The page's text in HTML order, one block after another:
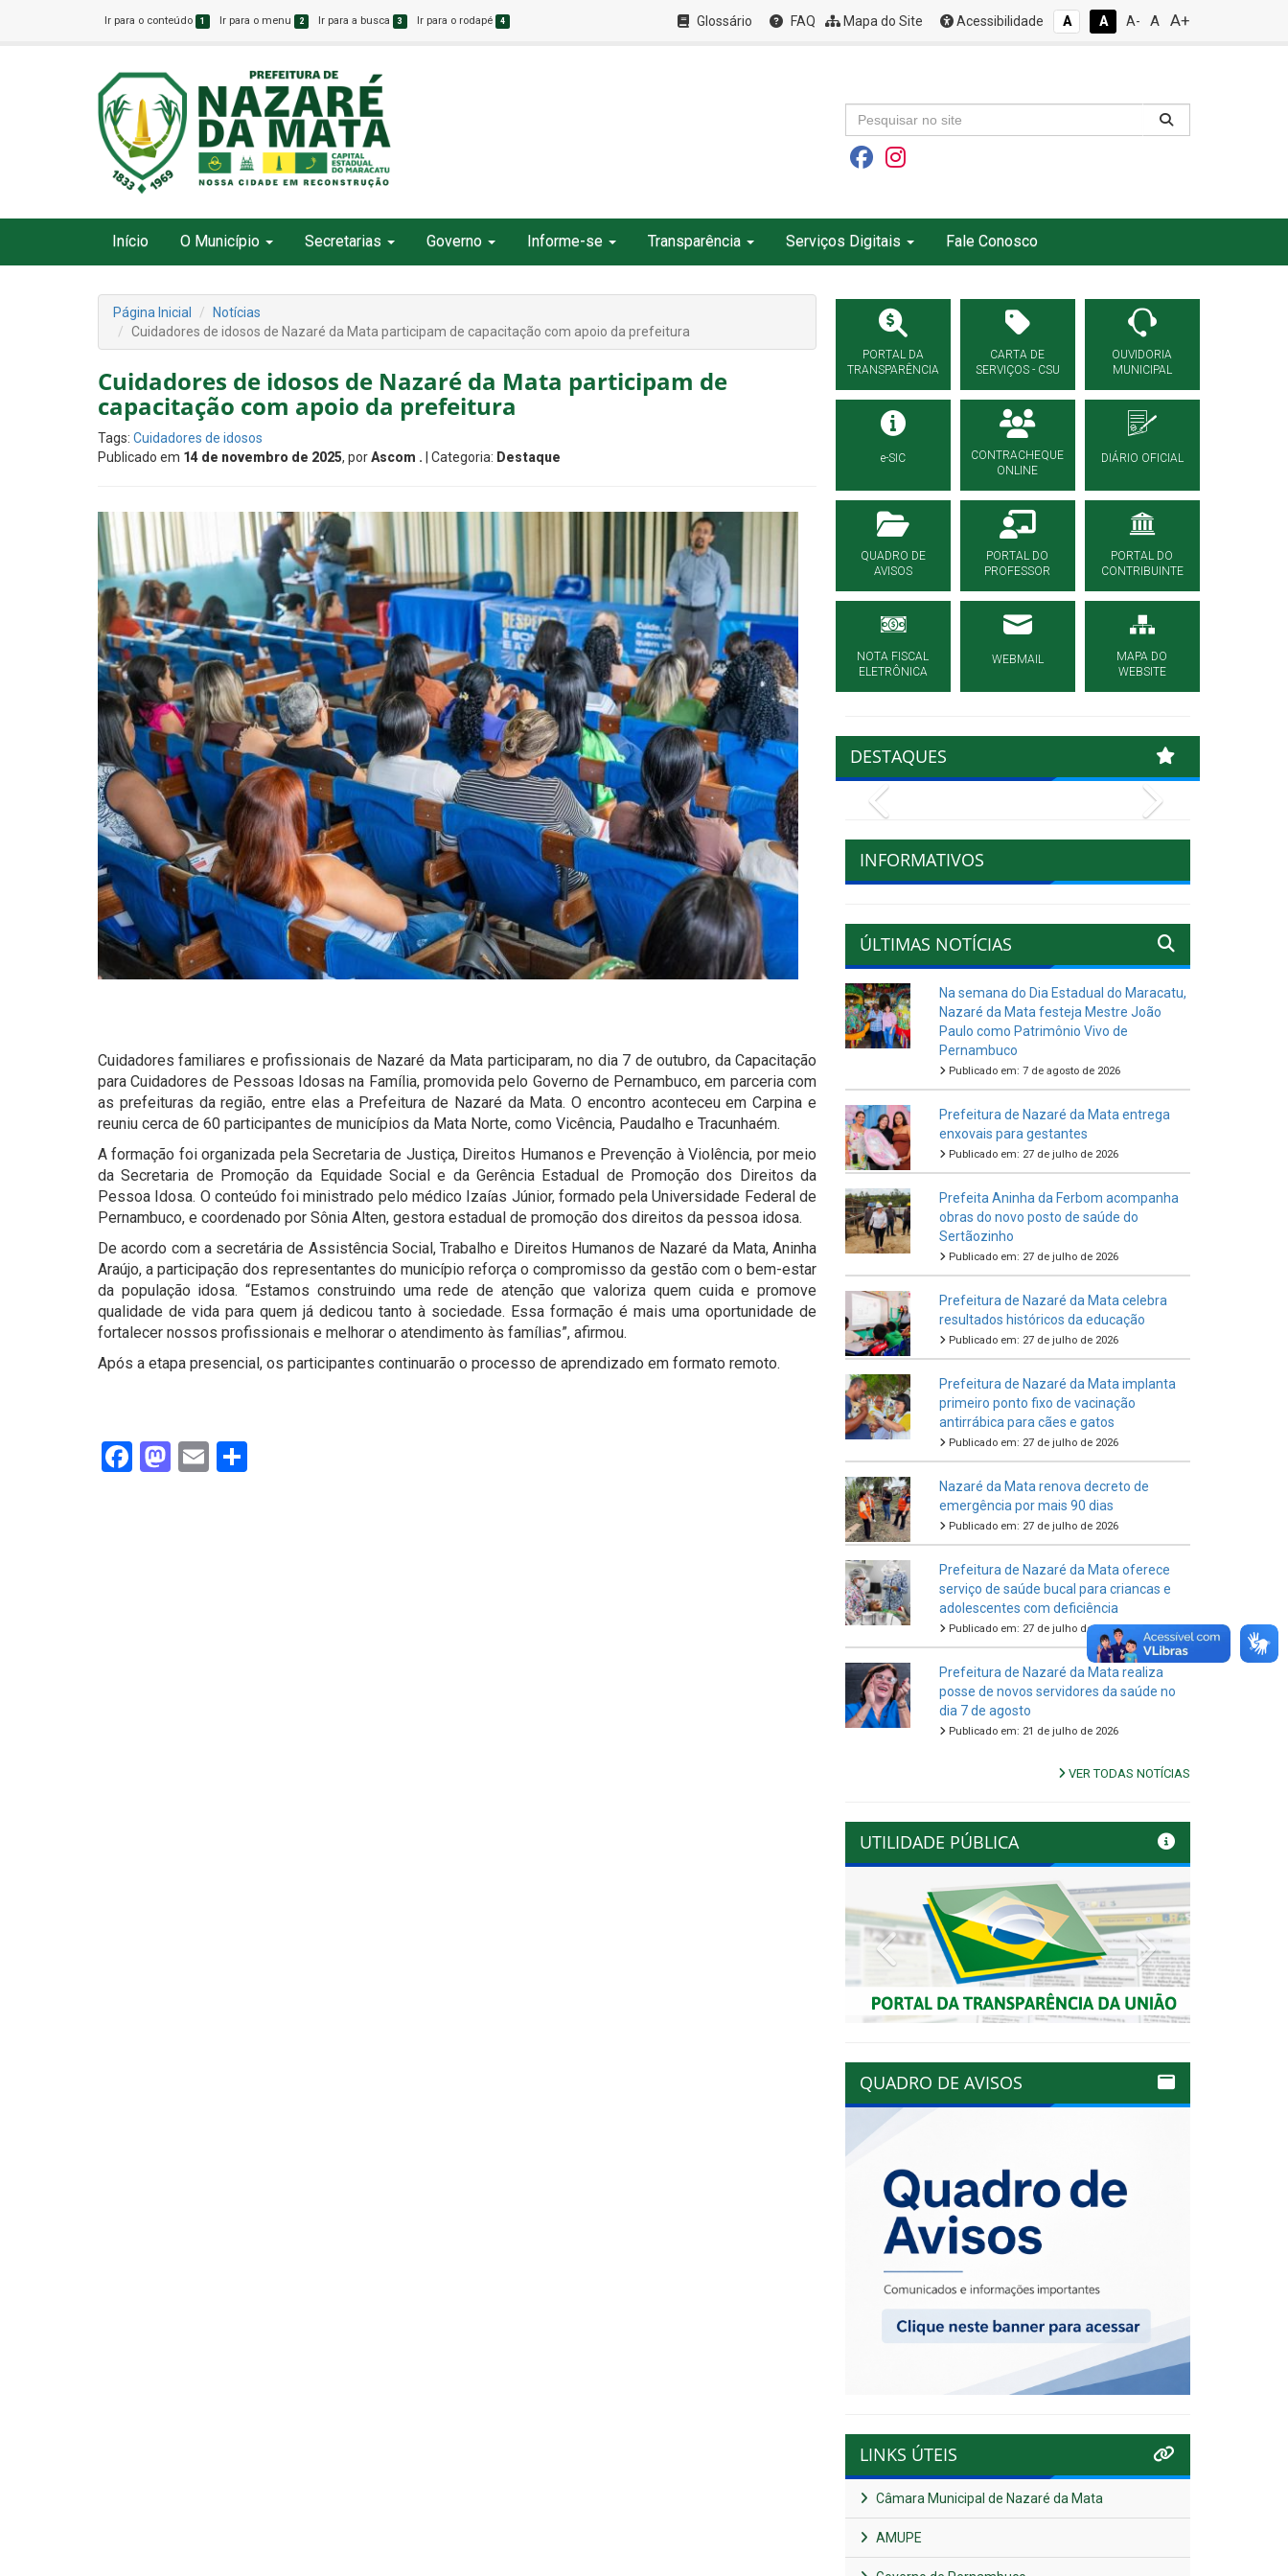
Ir para o conteúdo 1 Ir para o menu 2 Ir para a busca 3 Ir para o rodapé 4 Glossário FAQ Mapa do Site Acessibilidade A A A- A A+
Início O Município Secretarias Governo Informe-se Transparência Serviços Digitais Fale Conosco
Página Inicial
Notícias
Cuidadores de idosos de Nazaré da Mata participam de capacitação com apoio da prefeitura
Cuidadores de idosos de Nazaré da Mata participam de
capacitação com apoio da prefeitura
Tags: Cuidadores de idosos
Publicado em 14 de novembro de 2025, porAscom . | Categoria: Destaque
Cuidadores familiares e profissionais de Nazaré da Mata participaram, no dia 7 de outubro, da Capacitação
para Cuidadores de Pessoas Idosas na Família, promovida pelo Governo de Pernambuco, em parceria com
as prefeituras da região, entre elas a Prefeitura de Nazaré da Mata. O encontro aconteceu em Carpina e
reuniu cerca de 60 participantes de municípios da Mata Norte, como Vicência, Paudalho e Tracunhaém.
A formação foi organizada pela Secretaria de Justiça, Direitos Humanos e Prevenção à Violência, por meio
da Secretaria de Promoção da Equidade Social e da Gerência Estadual de Promoção dos Direitos da
Pessoa Idosa. O conteúdo foi ministrado pelo médico Izaías Júnior, formado pela Universidade Federal de
Pernambuco, e coordenado por Sônia Alten, gestora estadual de promoção dos direitos da pessoa idosa.
De acordo com a secretária de Assistência Social, Trabalho e Direitos Humanos de Nazaré da Mata, Aninha
Araújo, a participação dos representantes do município reforça o compromisso da gestão com o bem-estar
da população idosa. “Estamos construindo uma rede de atenção que valoriza quem cuida e promove
qualidade de vida para quem já dedicou tanto à sociedade. Essa formação é mais uma oportunidade de
fortalecer nossos profissionais e melhorar o atendimento às famílias”, afirmou.
Após a etapa presencial, os participantes continuarão o processo de aprendizado em formato remoto.
Facebook
Mastodon
Email
PORTAL DA
TRANSPARÊNCIA
CARTA DE
SERVIÇOS - CSU
OUVIDORIA
MUNICIPAL
e-SIC
CONTRACHEQUE
ONLINE
DIÁRIO OFICIAL
QUADRO DE
AVISOS
PORTAL DO
PROFESSOR
PORTAL DO
CONTRIBUINTE
NOTA FISCAL
ELETRÔNICA
WEBMAIL
MAPA DO
WEBSITE
DESTAQUES
INFORMATIVOS
ÚLTIMAS NOTÍCIAS
Na semana do Dia Estadual do Maracatu,
Nazaré da Mata festeja Mestre João
Paulo como Patrimônio Vivo de
Pernambuco
Publicado em: 7 de agosto de 2026
Prefeitura de Nazaré da Mata entrega
enxovais para gestantes
Publicado em: 27 de julho de 2026
Prefeita Aninha da Ferbom acompanha
obras do novo posto de saúde do
Sertãozinho
Publicado em: 27 de julho de 2026
Prefeitura de Nazaré da Mata celebra
resultados históricos da educação
Publicado em: 27 de julho de 2026
Prefeitura de Nazaré da Mata implanta
primeiro ponto fixo de vacinação
antirrábica para cães e gatos
Publicado em: 27 de julho de 2026
Nazaré da Mata renova decreto de
emergência por mais 90 dias
Publicado em: 27 de julho de 2026
Prefeitura de Nazaré da Mata oferece
serviço de saúde bucal para criancas e
adolescentes com deficiência
Publicado em: 27 de julho de 2026
Prefeitura de Nazaré da Mata realiza
posse de novos servidores da saúde no
dia 7 de agosto
Publicado em: 21 de julho de 2026
VER TODAS NOTÍCIAS
UTILIDADE PÚBLICA
Previous Next
QUADRO DE AVISOS
LINKS ÚTEIS
Câmara Municipal de Nazaré da Mata
AMUPE